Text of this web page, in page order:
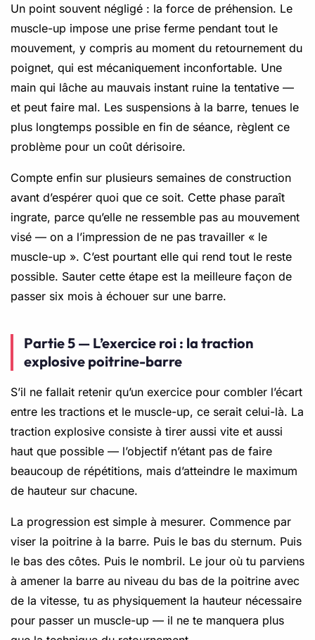
Un point souvent négligé : la force de préhension. Le
muscle-up impose une prise ferme pendant tout le
mouvement, y compris au moment du retournement du
poignet, qui est mécaniquement inconfortable. Une
main qui lâche au mauvais instant ruine la tentative —
et peut faire mal. Les suspensions à la barre, tenues le
plus longtemps possible en fin de séance, règlent ce
problème pour un coût dérisoire.
Compte enfin sur plusieurs semaines de construction
avant d’espérer quoi que ce soit. Cette phase paraît
ingrate, parce qu’elle ne ressemble pas au mouvement
visé — on a l’impression de ne pas travailler « le
muscle-up ». C’est pourtant elle qui rend tout le reste
possible. Sauter cette étape est la meilleure façon de
passer six mois à échouer sur une barre.
Partie 5 — L’exercice roi : la traction
explosive poitrine-barre
S’il ne fallait retenir qu’un exercice pour combler l’écart
entre les tractions et le muscle-up, ce serait celui-là. La
traction explosive consiste à tirer aussi vite et aussi
haut que possible — l’objectif n’étant pas de faire
beaucoup de répétitions, mais d’atteindre le maximum
de hauteur sur chacune.
La progression est simple à mesurer. Commence par
viser la poitrine à la barre. Puis le bas du sternum. Puis
le bas des côtes. Puis le nombril. Le jour où tu parviens
à amener la barre au niveau du bas de la poitrine avec
de la vitesse, tu as physiquement la hauteur nécessaire
pour passer un muscle-up — il ne te manquera plus